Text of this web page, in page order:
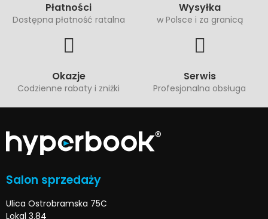
Płatności
Dostępna płatność ratalna
Wysyłka
w Polsce i za granicą
Okazje
Codzienne rabaty i zniżki
Serwis
Profesjonalna obsługa
Salon sprzedaży
Ulica Ostrobramska 75C
Lokal 3.84